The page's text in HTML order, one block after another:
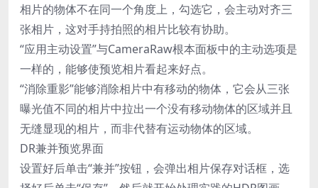
相片的物体不在同一个角度上，勾选它，会主动对齐三
张相片，这对手持拍照的相片比较有协助。
“应用主动设置”与CameraRaw根本面板中的主动选项是
一样的，能够使预览相片看起来好点。
“消除重影”能够消除相片中有移动的物体，它会从三张
曝光值不同的相片中拉出一个没有移动物体的区域并且
无缝显现的相片，而非代替有运动物体的区域。
DR兼并预览界面
设置好后单击“兼并”按钮，会弹出相片保存对话框，选